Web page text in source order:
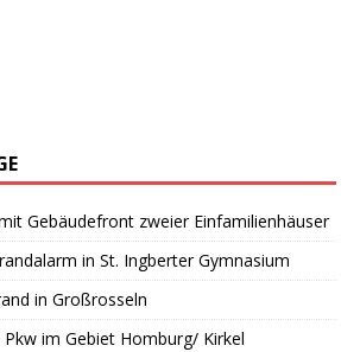
Gebäudefront zweier Einfamilienhäuser
in St. Ingberter Gymnasium
in Großrosseln
im Gebiet Homburg/ Kirkel